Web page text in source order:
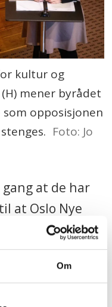
Om
kultur og
mener byrådet
opposisjonen
Foto: Jo
at de har
at Oslo Nye
ikke byrådet
kroner i